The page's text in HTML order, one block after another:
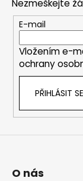
Nezmeškejte
E-mail
Vložením e-
ochrany
PŘIHLÁSIT SE
O nás